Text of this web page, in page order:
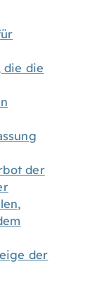
die die
der
der